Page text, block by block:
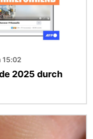
15:02
2025 durch